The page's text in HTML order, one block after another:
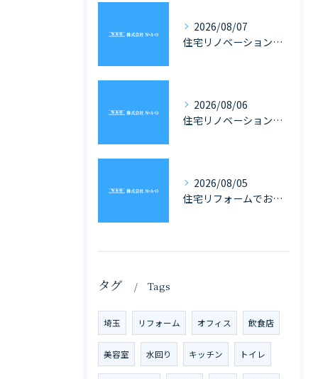
2026/08/07
住宅リノベーション専門会社選びで埼玉県の戸建てとマンションに強いパートナーを見つけるポイント
2026/08/06
住宅リノベーションと家具の一体化で理想を叶える埼玉県の住まいづくり完全ガイド
2026/08/05
住宅リフォームでお風呂を埼玉県で快適にする費用や補助金活用ガイド
タグ Tags
埼玉 リフォーム オフィス 飲食店
美容室 水回り キッチン トイレ